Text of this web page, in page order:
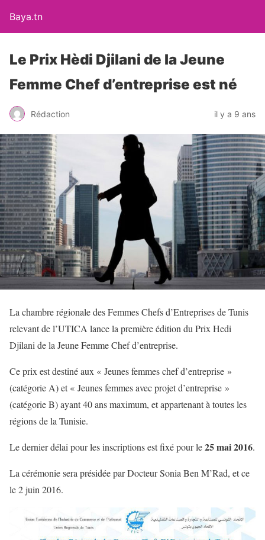
Baya.tn
Le Prix Hèdi Djilani de la Jeune
Femme Chef d’entreprise est né
Rédaction il y a 9 ans
La chambre régionale des Femmes Chefs d’Entreprises de Tunis
relevant de l’UTICA lance la première édition du Prix Hedi
Djilani de la Jeune Femme Chef d’entreprise.
Ce prix est destiné aux « Jeunes femmes chef d’entreprise »
(catégorie A) et « Jeunes femmes avec projet d’entreprise »
(catégorie B) ayant 40 ans maximum, et appartenant à toutes les
régions de la Tunisie.
Le dernier délai pour les inscriptions est fixé pour le25 mai 2016.
La cérémonie sera présidée par Docteur Sonia Ben M’Rad, et ce
le 2 juin 2016.